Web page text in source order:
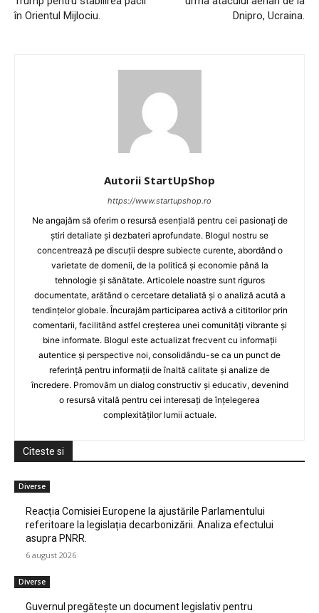
în Orientul Mijlociu.
Dnipro, Ucraina.
Autorii StartUpShop
https://www.startupshop.ro
Ne angajăm să oferim o resursă esențială pentru cei pasionați de
știri detaliate și dezbateri aprofundate. Blogul nostru se
concentrează pe discuții despre subiecte curente, abordând o
varietate de domenii, de la politică și economie până la
tehnologie și sănătate. Articolele noastre sunt riguros
documentate, arătând o cercetare detaliată și o analiză acută a
tendințelor globale. Încurajăm participarea activă a cititorilor prin
comentarii, facilitând astfel creșterea unei comunități vibrante și
bine informate. Blogul este actualizat frecvent cu informații
autentice și perspective noi, consolidându-se ca un punct de
referință pentru informații de înaltă calitate și analize de
încredere. Promovăm un dialog constructiv și educativ, devenind
o resursă vitală pentru cei interesați de înțelegerea
complexităților lumii actuale.
Citeste si
Diverse
Reacția Comisiei Europene la ajustările Parlamentului
referitoare la legislația decarbonizării. Analiza efectului
asupra PNRR.
6 august 2026
Diverse
Guvernul pregătește un document legislativ pentru